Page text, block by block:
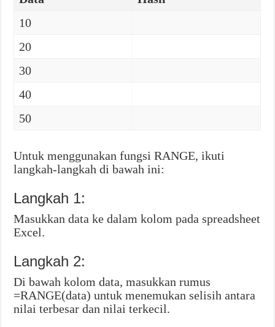
10
20
30
40
50
Untuk menggunakan fungsi RANGE, ikuti
langkah-langkah di bawah ini:
Langkah 1:
Masukkan data ke dalam kolom pada spreadsheet
Excel.
Langkah 2:
Di bawah kolom data, masukkan rumus
=RANGE(data) untuk menemukan selisih antara
nilai terbesar dan nilai terkecil.